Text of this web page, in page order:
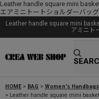
Leather handle square mini
エアミニトートショルダーバッグ
Leather handle square mini
アミニト
HOME > BAG > Women's Handbags
> Leather handle square mini